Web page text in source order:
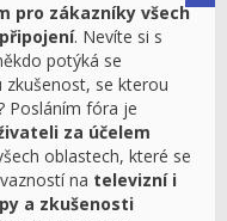
pro zákazníky všech
. Nevíte si s
potýká se
se kterou
Posláním fóra je
za účelem
oblastech, které se
na televizní i
a zkušenosti